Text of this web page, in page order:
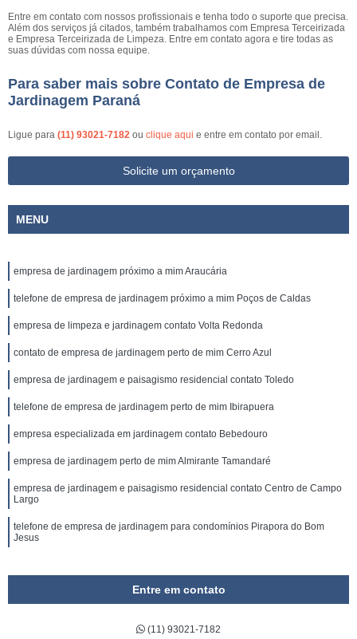
Entre em contato com nossos profissionais e tenha todo o suporte que precisa.
Além dos serviços já citados, também trabalhamos com Empresa Terceirizada
e Empresa Terceirizada de Limpeza. Entre em contato agora e tire todas as
suas dúvidas com nossa equipe.
Para saber mais sobre Contato de Empresa de
Jardinagem Paraná
Ligue para (11) 93021-7182 ou clique aqui e entre em contato por email.
Solicite um orçamento
MENU
empresa de jardinagem próximo a mim Araucária
telefone de empresa de jardinagem próximo a mim Poços de Caldas
empresa de limpeza e jardinagem contato Volta Redonda
contato de empresa de jardinagem perto de mim Cerro Azul
empresa de jardinagem e paisagismo residencial contato Toledo
telefone de empresa de jardinagem perto de mim Ibirapuera
empresa especializada em jardinagem contato Bebedouro
empresa de jardinagem perto de mim Almirante Tamandaré
empresa de jardinagem e paisagismo residencial contato Centro de Campo
Largo
telefone de empresa de jardinagem para condomínios Pirapora do Bom
Jesus
Entre em contato
(11) 93021-7182